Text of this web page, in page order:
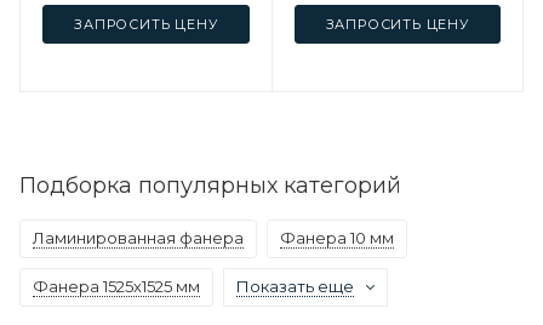
ЗАПРОСИТЬ ЦЕНУ ЗАПРОСИТЬ ЦЕНУ
Подборка популярных категорий
Ламинированная фанера Фанера 10 мм
Фанера 1525х1525 мм Показать еще